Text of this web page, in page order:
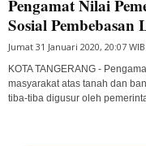
Pengamat Nilai
Sosial
Jumat 31 Januari 2020, 20:07 WIB
KOTA TANGERANG -
masyarakat atas tanah dan
tiba-tiba digusur oleh